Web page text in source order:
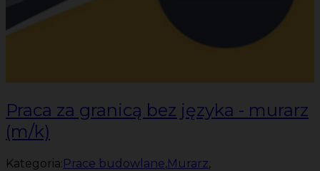
Praca za granicą bez języka - murarz
(m/k)
Kategoria:Prace budowlane,Murarz,